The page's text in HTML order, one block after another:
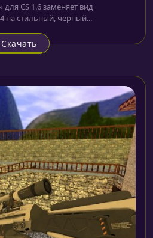
CS 1.6 заменяет вид
на стильный, чёрный...
Скачать